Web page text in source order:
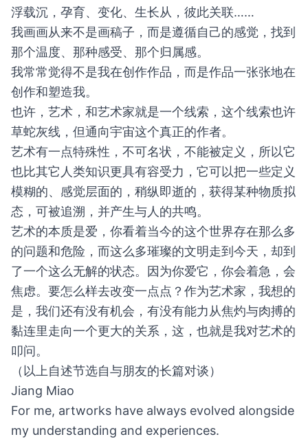
浮载沉，孕育、变化、生长从，彼此关联……
我画画从来不是画稿子，而是遵循自己的感觉，找到
那个温度、那种感受、那个归属感。
我常常觉得不是我在创作作品，而是作品一张张地在
创作和塑造我。
也许，艺术，和艺术家就是一个线索，这个线索也许
草蛇灰线，但通向宇宙这个真正的作者。
艺术有一点特殊性，不可名状，不能被定义，所以它
也比其它人类知识更具有容受力，它可以把一些定义
模糊的、感觉层面的，稍纵即逝的，获得某种物质拟
态，可被追溯，并产生与人的共鸣。
艺术的本质是爱，你看着当今的这个世界存在那么多
的问题和危险，而这么多璀璨的文明走到今天，却到
了一个这么无解的状态。因为你爱它，你会着急，会
焦虑。要怎么样去改变一点点？作为艺术家，我想的
是，我们还有没有机会，有没有能力从焦灼与肉搏的
黏连里走向一个更大的关系，这，也就是我对艺术的
叩问。
（以上自述节选自与朋友的长篇对谈）
Jiang Miao
For me, artworks have always evolved alongside
my understanding and experiences.